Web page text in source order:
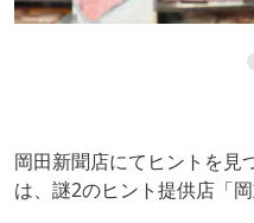
岡田新聞店にてヒントを見
は、謎2のヒント提供店「